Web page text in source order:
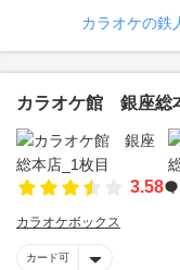
カラオケの鉄
カラオケ館 銀座総
3.58
カラオケボックス
カード可